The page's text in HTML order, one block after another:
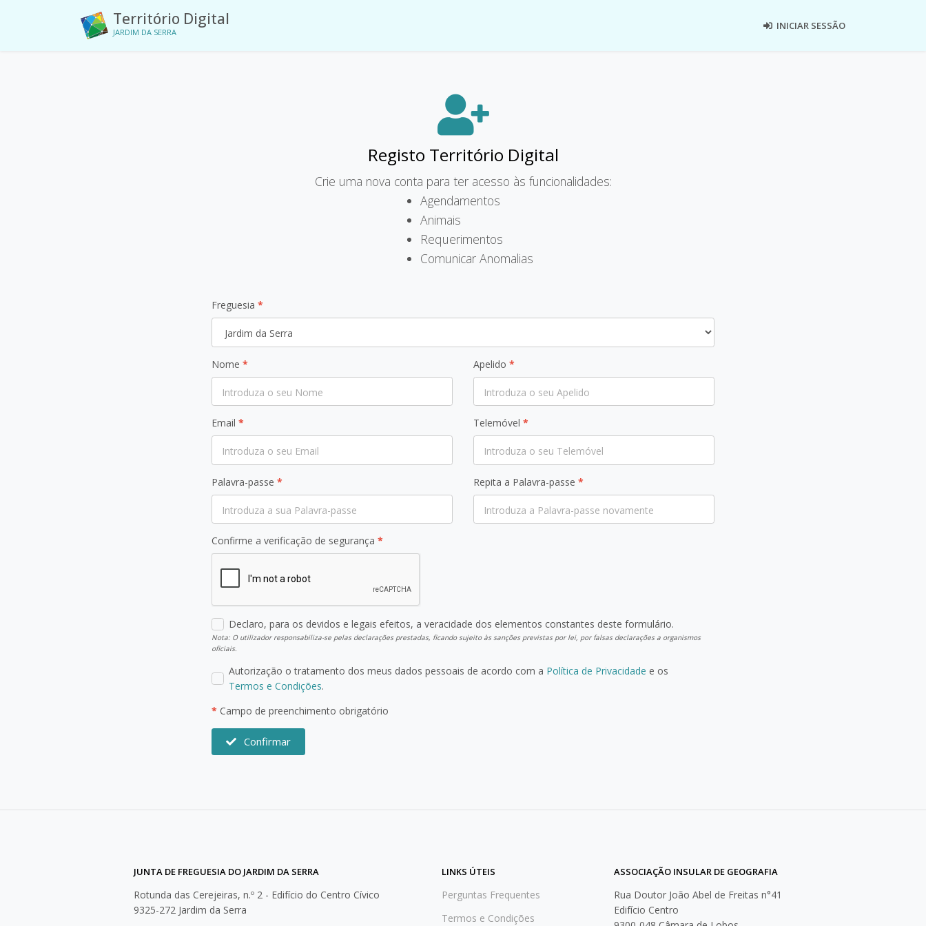
Território Digital
JARDIM DA SERRA
INICIAR SESSÃO
Registo Território Digital
Crie uma nova conta para ter acesso às funcionalidades:
Agendamentos
Animais
Requerimentos
Comunicar Anomalias
Freguesia *
Nome * Apelido *
Email * Telemóvel *
Palavra-passe * Repita a Palavra-passe *
Confirme a verificação de segurança *
Declaro, para os devidos e legais efeitos, a veracidade dos elementos constantes deste formulário.
Nota: O utilizador responsabiliza-se pelas declarações prestadas, ficando sujeito às sanções previstas por lei, por falsas declarações a organismos
oficiais.
Autorização o tratamento dos meus dados pessoais de acordo com a Política de Privacidade e os
Termos e Condições.
* Campo de preenchimento obrigatório
Confirmar
JUNTA DE FREGUESIA DO JARDIM DA SERRA
Rotunda das Cerejeiras, n.º 2 - Edifício do Centro Cívico
9325-272 Jardim da Serra
LINKS ÚTEIS
Perguntas Frequentes
Termos e Condições
ASSOCIAÇÃO INSULAR DE GEOGRAFIA
Rua Doutor João Abel de Freitas n°41
Edifício Centro